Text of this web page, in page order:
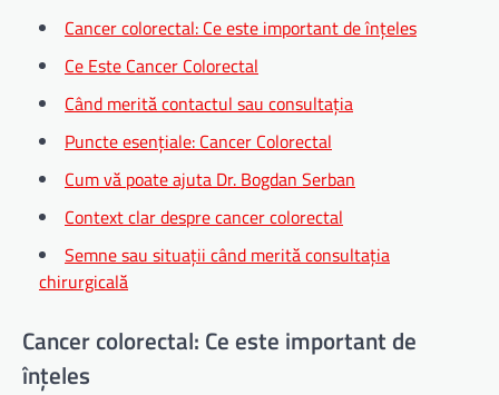
Cancer colorectal: Ce este important de înțeles
Ce Este Cancer Colorectal
Când merită contactul sau consultația
Puncte esențiale: Cancer Colorectal
Cum vă poate ajuta Dr. Bogdan Serban
Context clar despre cancer colorectal
Semne sau situații când merită consultația
chirurgicală
Cancer colorectal: Ce este important de
înțeles